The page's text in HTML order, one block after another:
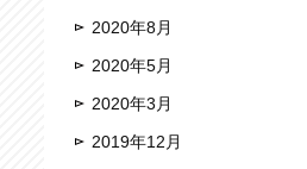
2020年8月
2020年5月
2020年3月
2019年12月